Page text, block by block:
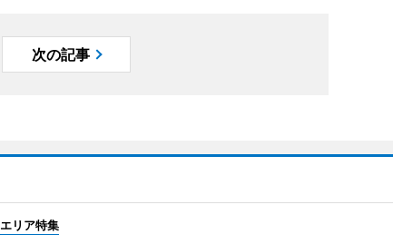
次の記事
エリア特集